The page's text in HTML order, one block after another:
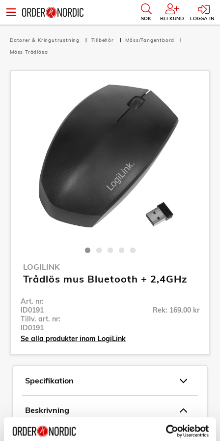
SÖK BLI KUND LOGGA IN
Datorer & Kringutrustning Tillbehör
Möss/Tangentbord
Möss Trådlösa
LOGILINK
Trådlös mus Bluetooth + 2,4GHz
Art. nr:
ID0191
Tillv. art. nr:
ID0191
Rek: 169,00 kr
Se alla produkter inom LogiLink
Specifikation
Beskrivning
Art. nr:ID0191